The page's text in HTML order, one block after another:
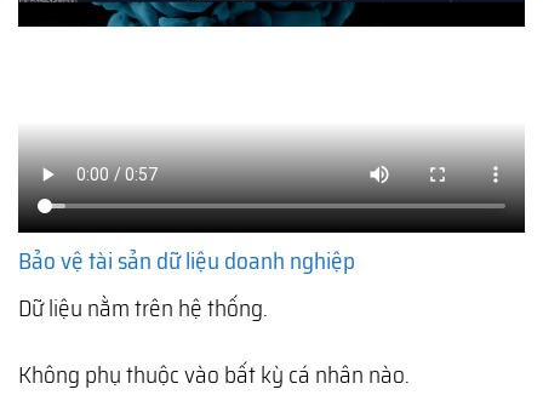
Bảo vệ tài sản dữ liệu doanh nghiệp
Dữ liệu nằm trên hệ thống.
Không phụ thuộc vào bất kỳ cá nhân nào.